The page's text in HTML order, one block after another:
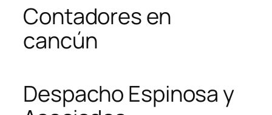
Contadores en
cancún
Despacho Espinosa y